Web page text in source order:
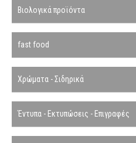
Βιολογικά προϊόντα
fast food
Χρώματα - Σιδηρικά
Έντυπα - Εκτυπώσεις - Επιγραφές